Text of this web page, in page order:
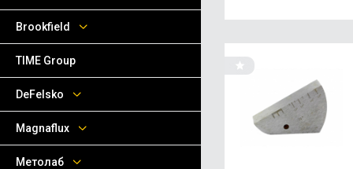
Brookfield
TIME Group
DeFelsko
Magnaflux
Метолаб